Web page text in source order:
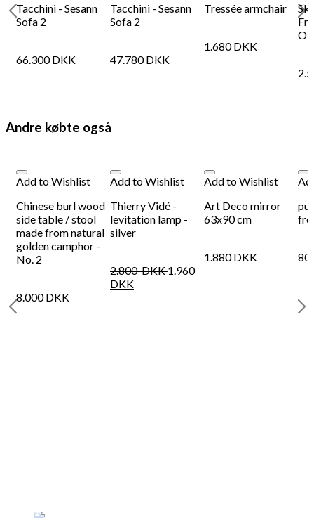
Tacchini - Sesann
Sofa 2
66.300DKK
Tacchini - Sesann
Sofa 2
47.780DKK
Tressée armchair
1.680DKK
Andre købte også
Add to Wishlist
Chinese burl wood
side table / stool
made from natural
golden camphor -
No. 2
8.000DKK
Add to Wishlist
Thierry Vidé -
levitation lamp -
silver
2.800DKK 1.960
DKK
Add to Wishlist
Art Deco mirror
63x90 cm
1.880DKK